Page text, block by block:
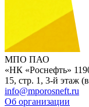
МПО ПАО
«НК «Роснефть»
15, стр. 1, 3-й этаж
info@mporosneft.ru
Об организации